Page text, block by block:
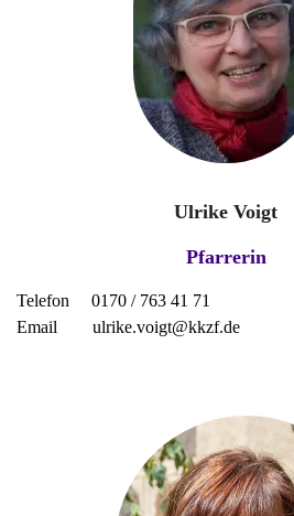
Ulrike Voigt
Pfarrerin
Telefon 0170 / 763 41 71
Email ulrike.voigt@kkzf.de